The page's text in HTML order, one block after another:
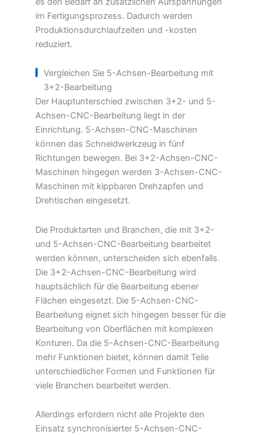
im Fertigungsprozess. Dadurch werden
Produktionsdurchlaufzeiten und -kosten
reduziert.
Vergleichen Sie 5-Achsen-Bearbeitung mit
3+2-Bearbeitung
Der Hauptunterschied zwischen 3+2- und 5-
Achsen-CNC-Bearbeitung liegt in der
Einrichtung. 5-Achsen-CNC-Maschinen
können das Schneidwerkzeug in fünf
Richtungen bewegen. Bei 3+2-Achsen-CNC-
Maschinen hingegen werden 3-Achsen-CNC-
Maschinen mit kippbaren Drehzapfen und
Drehtischen eingesetzt.
Die Produktarten und Branchen, die mit 3+2-
und 5-Achsen-CNC-Bearbeitung bearbeitet
werden können, unterscheiden sich ebenfalls.
Die 3+2-Achsen-CNC-Bearbeitung wird
hauptsächlich für die Bearbeitung ebener
Flächen eingesetzt. Die 5-Achsen-CNC-
Bearbeitung eignet sich hingegen besser für die
Bearbeitung von Oberflächen mit komplexen
Konturen. Da die 5-Achsen-CNC-Bearbeitung
mehr Funktionen bietet, können damit Teile
unterschiedlicher Formen und Funktionen für
viele Branchen bearbeitet werden.
Allerdings erfordern nicht alle Projekte den
Einsatz synchronisierter 5-Achsen-CNC-